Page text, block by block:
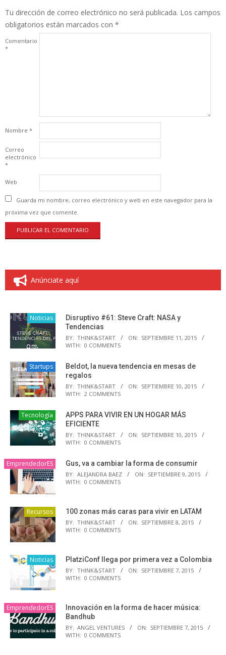
Tu dirección de correo electrónico no será publicada. Los campos
obligatorios están marcados con *
Comentario
*
Nombre *
Correo
electrónico
*
Web
Guarda mi nombre, correo electrónico y web en este navegador para la
próxima vez que comente.
Anúnciate aquí
Noticias
Disruptivo #61: Steve Craft: NASA y
Tendencias
BY: THINK&START ON: SEPTIEMBRE 11, 2015
WITH: 0 COMMENTS
Startups
Beldot, la nueva tendencia en mesas de
regalos
BY: THINK&START ON: SEPTIEMBRE 10, 2015
WITH: 2 COMMENTS
Tecnología
APPS PARA VIVIR EN UN HOGAR MÁS
EFICIENTE
BY: THINK&START ON: SEPTIEMBRE 10, 2015
WITH: 0 COMMENTS
EmprendedorES Gus, va a cambiar la forma de consumir
BY: ALEJANDRA BAEZ ON: SEPTIEMBRE 9, 2015
WITH: 0 COMMENTS
Recursos 100 zonas más caras para vivir en LATAM
BY: THINK&START ON: SEPTIEMBRE 8, 2015
WITH: 0 COMMENTS
Noticias PlatziConf llega por primera vez a Colombia
BY: THINK&START ON: SEPTIEMBRE 7, 2015
WITH: 0 COMMENTS
EmprendedorES
Innovación en la forma de hacer música:
Bandhub
BY: ANGEL VENTURES ON: SEPTIEMBRE 7, 2015
WITH: 0 COMMENTS